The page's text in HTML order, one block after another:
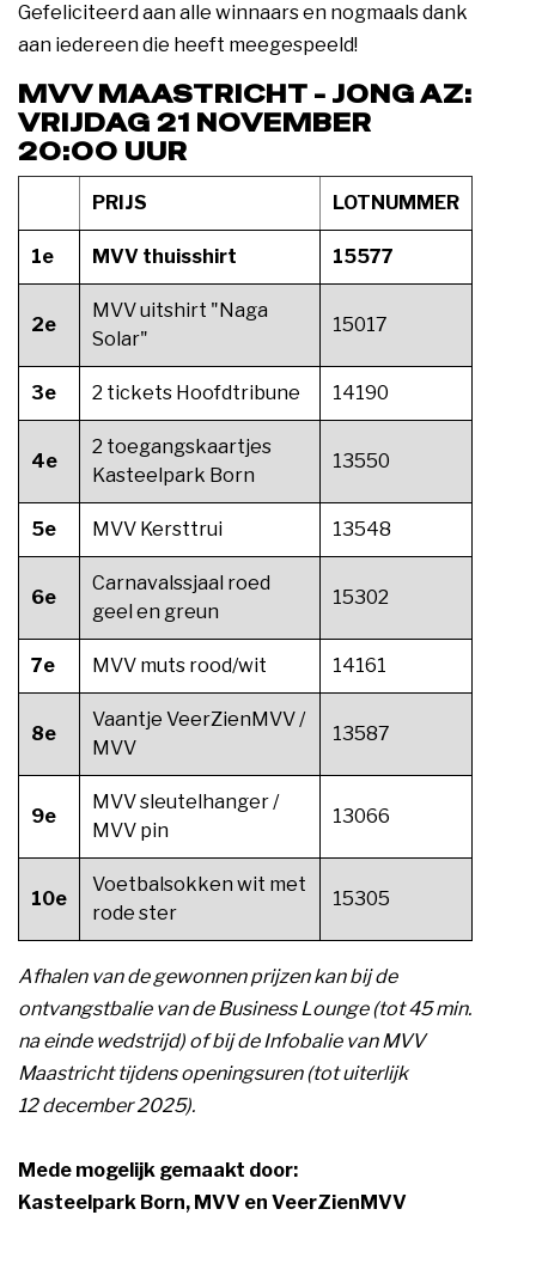
Gefeliciteerd aan alle winnaars en nogmaals dank
aan iedereen die heeft meegespeeld!
MVV MAASTRICHT - JONG AZ:
VRIJDAG 21 NOVEMBER
20:00 UUR
PRIJS LOTNUMMER
1e MVV thuisshirt 15577
2e
MVV uitshirt "Naga
Solar"
15017
3e 2 tickets Hoofdtribune 14190
4e
2 toegangskaartjes
Kasteelpark Born
13550
5e MVV Kersttrui 13548
6e
Carnavalssjaal roed
geel en greun
15302
7e MVV muts rood/wit 14161
8e
Vaantje VeerZienMVV /
MVV
13587
9e
MVV sleutelhanger /
MVV pin
13066
10e
Voetbalsokken wit met
rode ster
15305
Afhalen van de gewonnen prijzen kan bij de
ontvangstbalie van de Business Lounge (tot 45 min.
na einde wedstrijd) of bij de Infobalie van MVV
Maastricht tijdens openingsuren (tot uiterlijk
12 december 2025).
Mede mogelijk gemaakt door:
Kasteelpark Born, MVV en VeerZienMVV